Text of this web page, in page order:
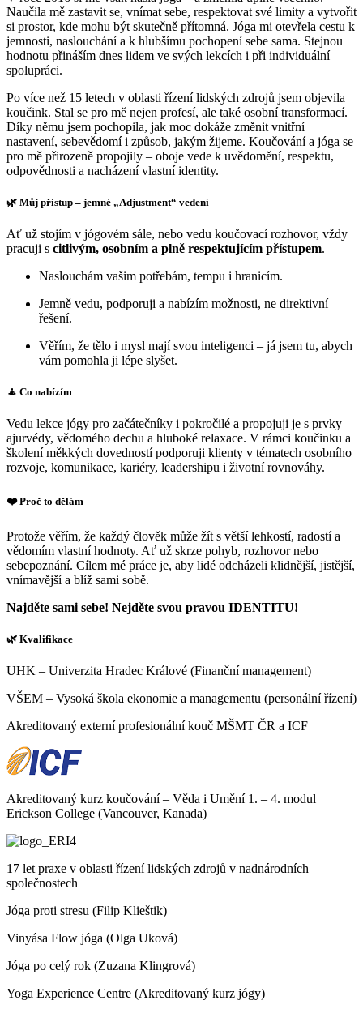
Naučila mě zastavit se, vnímat sebe, respektovat své limity a vytvořit
si prostor, kde mohu být skutečně přítomná. Jóga mi otevřela cestu k
jemnosti, naslouchání a k hlubšímu pochopení sebe sama. Stejnou
hodnotu přináším dnes lidem ve svých lekcích i při individuální
spolupráci.
Po více než 15 letech v oblasti řízení lidských zdrojů jsem objevila
koučink. Stal se pro mě nejen profesí, ale také osobní transformací.
Díky němu jsem pochopila, jak moc dokáže změnit vnitřní
nastavení, sebevědomí i způsob, jakým žijeme. Koučování a jóga se
pro mě přirozeně propojily – oboje vede k uvědomění, respektu,
odpovědnosti a nacházení vlastní identity.
🌿 Můj přístup – jemné „Adjustment“ vedení
Ať už stojím v jógovém sále, nebo vedu koučovací rozhovor, vždy
pracuji s citlivým, osobním a plně respektujícím přístupem.
Naslouchám vašim potřebám, tempu i hranicím.
Jemně vedu, podporuji a nabízím možnosti, ne direktivní
řešení.
Věřím, že tělo i mysl mají svou inteligenci – já jsem tu, abych
vám pomohla ji lépe slyšet.
🧘 Co nabízím
Vedu lekce jógy pro začátečníky i pokročilé a propojuji je s prvky
ajurvédy, vědomého dechu a hluboké relaxace. V rámci koučinku a
školení měkkých dovedností podporuji klienty v tématech osobního
rozvoje, komunikace, kariéry, leadershipu i životní rovnováhy.
❤️Proč to dělám
Protože věřím, že každý člověk může žít s větší lehkostí, radostí a
vědomím vlastní hodnoty. Ať už skrze pohyb, rozhovor nebo
sebepoznání. Cílem mé práce je, aby lidé odcházeli klidnější, jistější,
vnímavější a blíž sami sobě.
Najděte sami sebe! Nejděte svou pravou IDENTITU!
🌿 Kvalifikace
UHK – Univerzita Hradec Králové (Finanční management)
VŠEM – Vysoká škola ekonomie a managementu (personální řízení)
Akreditovaný externí profesionální kouč MŠMT ČR a ICF
Akreditovaný kurz koučování – Věda i Umění 1. – 4. modul
Erickson College (Vancouver, Kanada)
17 let praxe v oblasti řízení lidských zdrojů v nadnárodních
společnostech
Jóga proti stresu (Filip Klieštik)
Vinyása Flow jóga (Olga Uková)
Jóga po celý rok (Zuzana Klingrová)
Yoga Experience Centre (Akreditovaný kurz jógy)